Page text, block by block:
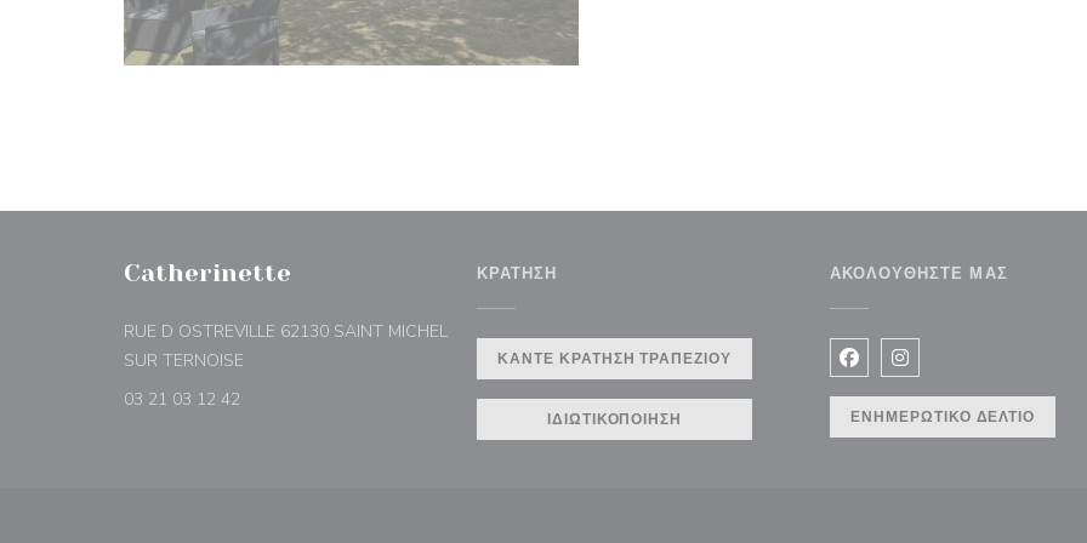
Catherinette
RUE D OSTREVILLE 62130 SAINT MICHEL
SUR TERNOISE
03 21 03 12 42
ΚΡΆΤΗΣΗ
ΚΆΝΤΕ ΚΡΆΤΗΣΗ ΤΡΑΠΕΖΙΟΎ
ΙΔΙΩΤΙΚΟΠΟΊΗΣΗ
ΑΚΟΛΟΥΘΉΣΤΕ ΜΑΣ
Facebook ((ανοίγει σε νέο
Instagram ((ανοίγει
ΕΝΗΜΕΡΩΤΙΚΌ ΔΕΛΤΊΟ